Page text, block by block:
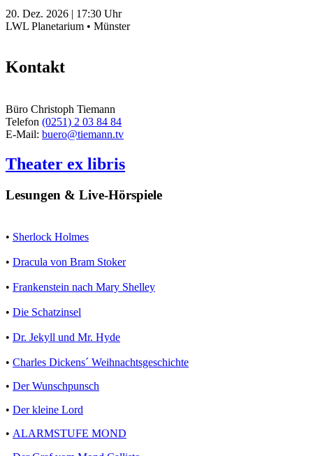
20. Dez. 2026 | 17:30 Uhr
LWL Planetarium • Münster
Kontakt
Büro Christoph Tiemann
Telefon (0251) 2 03 84 84
E-Mail: buero@tiemann.tv
Theater ex libris
Lesungen & Live-Hörspiele
• Sherlock Holmes
• Dracula von Bram Stoker
• Frankenstein nach Mary Shelley
• Die Schatzinsel
• Dr. Jekyll und Mr. Hyde
• Charles Dickens´ Weihnachtsgeschichte
• Der Wunschpunsch
• Der kleine Lord
• ALARMSTUFE MOND